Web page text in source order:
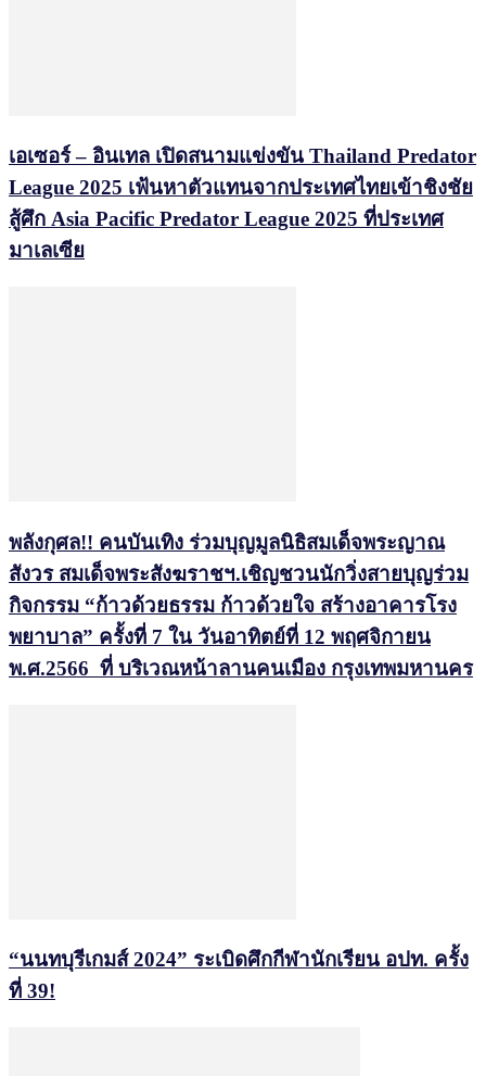
เอเซอร์ – อินเทล เปิดสนามแข่งขัน Thailand Predator
League 2025 เฟ้นหาตัวแทนจากประเทศไทยเข้าชิงชัย
สู้ศึก Asia Pacific Predator League 2025 ที่ประเทศ
มาเลเซีย
พลังกุศล!! คนบันเทิง ร่วมบุญมูลนิธิสมเด็จพระญาณ
สังวร สมเด็จพระสังฆราชฯ.เชิญชวนนักวิ่งสายบุญร่วม
กิจกรรม “ก้าวด้วยธรรม ก้าวด้วยใจ สร้างอาคารโรง
พยาบาล” ครั้งที่ 7 ใน วันอาทิตย์ที่ 12 พฤศจิกายน
พ.ศ.2566 ที่ บริเวณหน้าลานคนเมือง กรุงเทพมหานคร
“นนทบุรีเกมส์ 2024” ระเบิดศึกกีฬานักเรียน อปท. ครั้ง
ที่ 39!